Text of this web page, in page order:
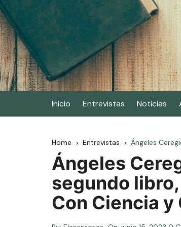
Skip
to
content
Elescritor.es
El periódico digital de los escritores
Inicio Entrevistas Noticias
Home Entrevistas Ángeles
Ángeles
segundo
Con Ciencia